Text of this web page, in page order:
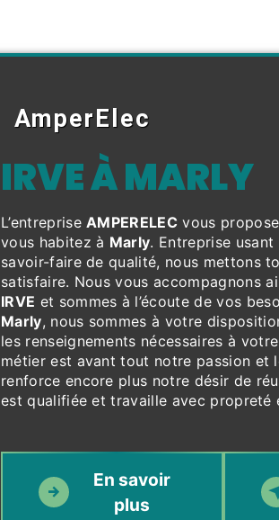
AmperElec
IRVE À MARLY
L’entrepriseAMPERELEC vous
vous habitez à Marly. Entreprise usant
savoir-faire de qualité, nous mettons
satisfaire. Nous vous accompagnons
IRVE et sommes à l’écoute de vos
Marly, nous sommes à votre
les renseignements nécessaires à
métier est avant tout notre passion et
renforce encore plus notre désir de
est qualifiée et travaille avec propreté
En savoir
plus